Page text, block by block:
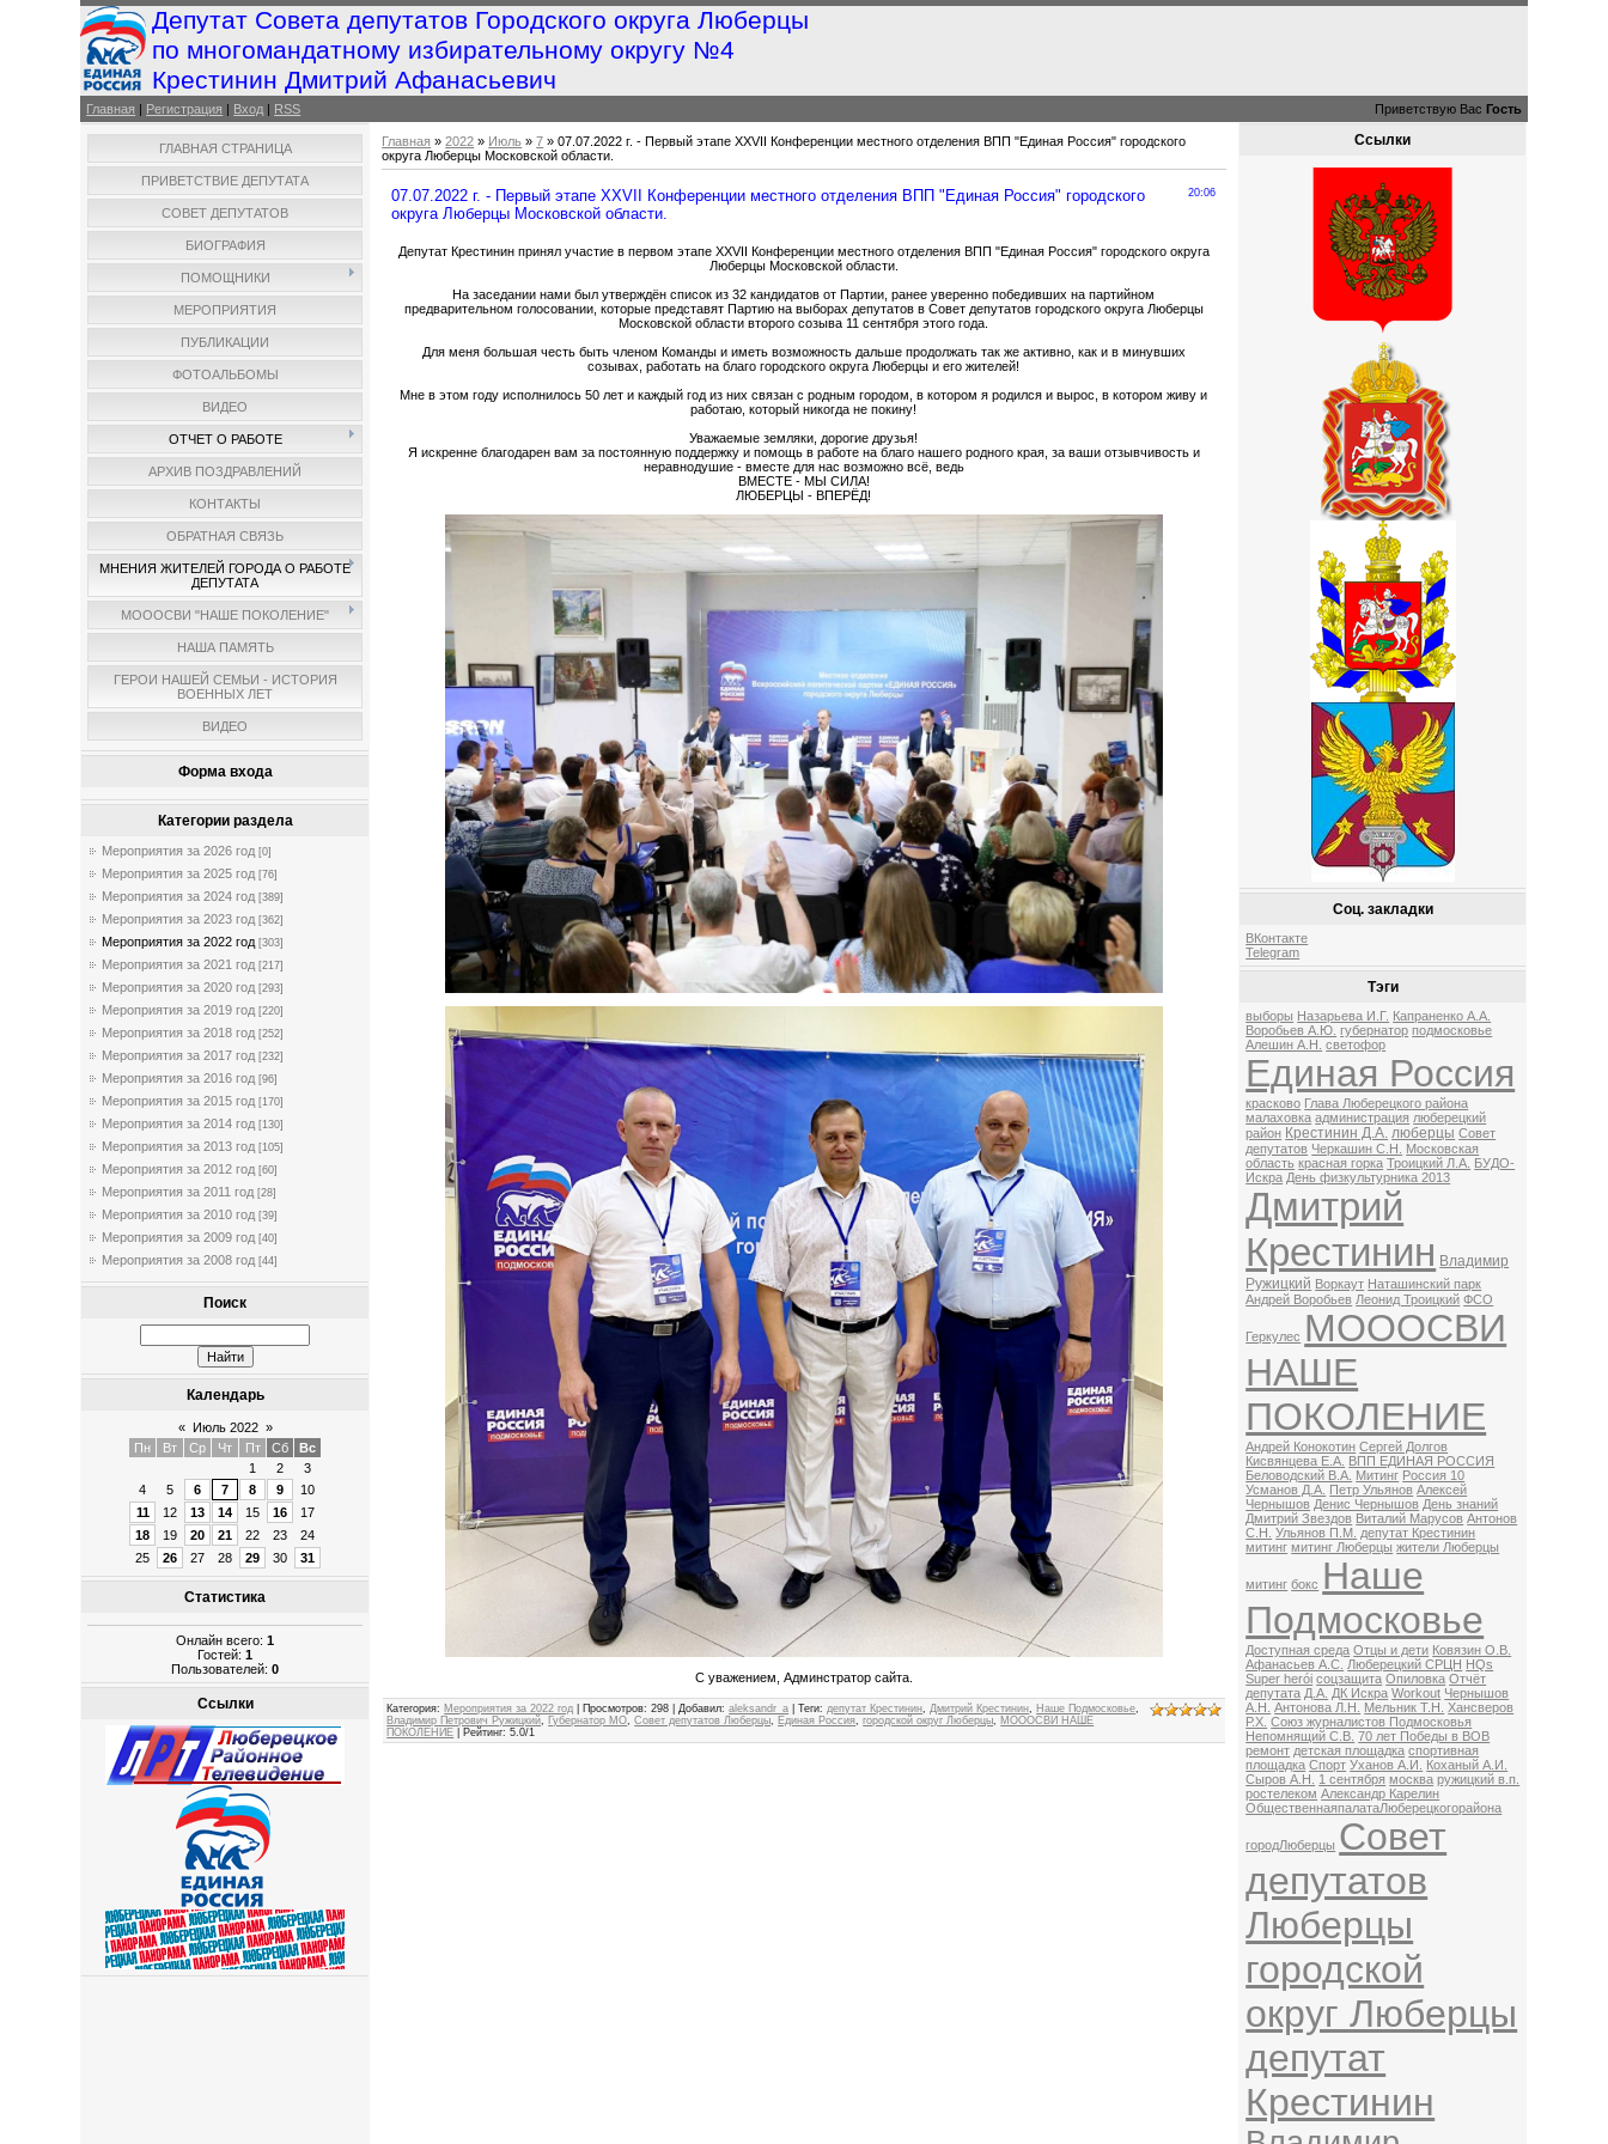
Депутат Совета депутатов Городского округа Люберцы
по многомандатному избирательному округу №4
Крестинин Дмитрий Афанасьевич
Главная | Регистрация | Вход | RSS Приветствую Вас Гость
ГЛАВНАЯ СТРАНИЦА
ПРИВЕТСТВИЕ ДЕПУТАТА
СОВЕТ ДЕПУТАТОВ
БИОГРАФИЯ
ПОМОЩНИКИ
МЕРОПРИЯТИЯ
ПУБЛИКАЦИИ
ФОТОАЛЬБОМЫ
ВИДЕО
ОТЧЕТ О РАБОТЕ
АРХИВ ПОЗДРАВЛЕНИЙ
КОНТАКТЫ
ОБРАТНАЯ СВЯЗЬ
МНЕНИЯ ЖИТЕЛЕЙ ГОРОДА О РАБОТЕ
ДЕПУТАТА
МОООСВИ "НАШЕ ПОКОЛЕНИЕ"
НАША ПАМЯТЬ
ГЕРОИ НАШЕЙ СЕМЬИ - ИСТОРИЯ
ВОЕННЫХ ЛЕТ
ВИДЕО
Форма входа
Категории раздела
Мероприятия за 2026 год [0]
Мероприятия за 2025 год [76]
Мероприятия за 2024 год [389]
Мероприятия за 2023 год [362]
Мероприятия за 2022 год [303]
Мероприятия за 2021 год [217]
Мероприятия за 2020 год [293]
Мероприятия за 2019 год [220]
Мероприятия за 2018 год [252]
Мероприятия за 2017 год [232]
Мероприятия за 2016 год [96]
Мероприятия за 2015 год [170]
Мероприятия за 2014 год [130]
Мероприятия за 2013 год [105]
Мероприятия за 2012 год [60]
Мероприятия за 2011 год [28]
Мероприятия за 2010 год [39]
Мероприятия за 2009 год [40]
Мероприятия за 2008 год [44]
Поиск
Календарь
« Июль 2022 »
Пн
Вт Ср Чт Пт Сб
Вс
1
2
3
4
5 6 7 8 9
10
11
12 13 14 15 16
17
18
19 20 21 22 23
24
25
26 27 28 29 30 31
Статистика
Онлайн всего:1
Гостей:1
Пользователей:0
Ссылки
Главная »2022 » Июль » 7 » 07.07.2022 г. - Первый этапе XXVII Конференции местного отделения ВПП "Единая Россия" городского
округа Люберцы Московской области.
20:06
07.07.2022 г. - Первый этапе XXVII Конференции местного отделения ВПП "Единая Россия" городского
округа Люберцы Московской области.
Депутат Крестинин принял участие в первом этапе XXVII Конференции местного отделения ВПП "Единая Россия" городского округа
Люберцы Московской области.
На заседании нами был утверждён список из 32 кандидатов от Партии, ранее уверенно победивших на партийном
предварительном голосовании, которые представят Партию на выборах депутатов в Совет депутатов городского округа Люберцы
Московской области второго созыва 11 сентября этого года.
Для меня большая честь быть членом Команды и иметь возможность дальше продолжать так же активно, как и в минувших
созывах, работать на благо городского округа Люберцы и его жителей!
Мне в этом году исполнилось 50 лет и каждый год из них связан с родным городом, в котором я родился и вырос, в котором живу и
работаю, который никогда не покину!
Уважаемые земляки, дорогие друзья!
Я искренне благодарен вам за постоянную поддержку и помощь в работе на благо нашего родного края, за ваши отзывчивость и
неравнодушие - вместе для нас возможно всё, ведь
ВМЕСТЕ - МЫ СИЛА!
ЛЮБЕРЦЫ - ВПЕРЁД!
С уважением, Админстратор сайта.
Категория: Мероприятия за 2022 год Просмотров: 298 | Добавил:aleksandr_a |Теги: депутат Крестинин Дмитрий Крестинин Наше Подмосковье
Владимир Петрович Ружицкий
Губернатор МО ,Совет депутатов Люберцы Единая Россия ,городской округ Люберцы
МОООСВИ НАШЕ
ПОКОЛЕНИЕ
Рейтинг:5.0/1
Ссылки
Соц. закладки
ВКонтакте
Telegram
Тэги
выборы Назарьева И.Г. Капраненко А.А.
Воробьев А.Ю. губернатор подмосковье
Алешин А.Н.
светофор
Единая Россия
красково Глава Люберецкого района
малаховка администрация люберецкий
район Крестинин Д.А. люберцы Совет
депутатов Черкашин С.Н.
Московская
область красная горка Троицкий Л.А. БУДО-
Искра День физкультурника 2013
Дмитрий
Крестинин Владимир
Ружицкий Воркаут Наташинский парк
Андрей Воробьев Леонид Троицкий ФСО
Геркулес МОООСВИ
НАШЕ
ПОКОЛЕНИЕ
Андрей Конокотин Сергей Долгов
Кисвянцева Е.А. ВПП ЕДИНАЯ РОССИЯ
Беловодский В.А. Митинг Россия 10
Усманов Д.А. Петр Ульянов Алексей
Чернышов Денис Чернышов День знаний
Дмитрий Звездов Виталий Марусов Антонов
С.Н.
Ульянов П.М. депутат Крестинин
митинг митинг Люберцы жители Люберцы
митинг бокс Наше
Подмосковье
Доступная среда Отцы и дети Ковязин О.В.
Афанасьев А.С. Люберецкий СРЦН HQs
Super herói соцзащита Опиловка Отчёт
депутата Д.А. ДК Искра Workout Чернышов
А.Н.
Антонова Л.Н. Мельник Т.Н.
Хансверов
Р.Х. Союз журналистов Подмосковья
Непомнящий С.В. 70 лет Победы в ВОВ
ремонт детская площадка спортивная
площадка Спорт Уханов А.И.
Коханый А.И.
Сыров А.Н.
1 сентября москва ружицкий в.п.
ростелеком Александр Карелин
ОбщественнаяпалатаЛюберецкогорайона
городЛюберцы Совет
депутатов
Люберцы
городской
округ Люберцы
депутат
Крестинин